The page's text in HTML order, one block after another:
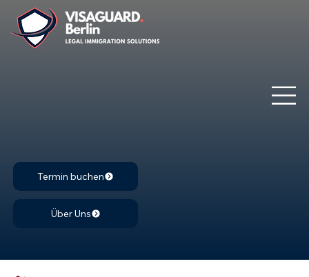
Termin buchen
Über Uns